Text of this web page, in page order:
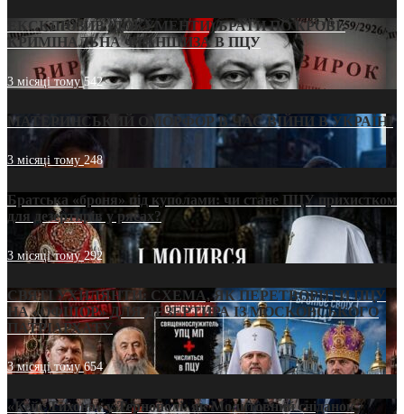
ЕКСКЛЮЗИВ (ДОКУМЕНТИ)/БРАТИ ПО КРОВІ:
КРИМІНАЛЬНА ФРАНШИЗА В ПЦУ
3 місяці тому542
МАТЕРИНСЬКИЙ ОМОРФОР В ЧАС ВІЙНИ В УКРАЇНІ
3 місяці тому248
Братська «броня» під куполами: чи стане ПЦУ прихистком
для дезертирів у рясах?
3 місяці тому292
СВЯТІ УХИЛЯНТИ: СХЕМА, ЯК ПЕРЕТВОРИТИ ПЦУ
НА «ОФШОР» ДЛЯ ДЕЗЕРТИРА ІЗ МОСКОВСЬКОГО
ПАТРІАРХАТУ
3 місяці тому654
«Кейс Тихона» у Тернополі: як Молитовний сніданок